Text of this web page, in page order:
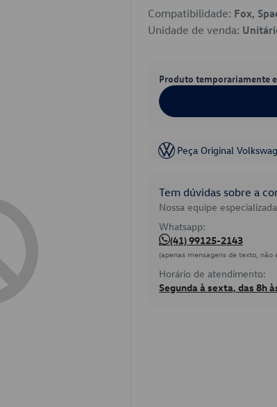
Compatibilidade: Fox,
Unidade de venda:
Produto temporariamente
Peça Original
Tem dúvidas sobre a
Nossa equipe
Whatsapp:
(41) 99125-2143
(apenas mensagens de texto, não
Horário de atendimento:
Segunda à sexta, das 8h